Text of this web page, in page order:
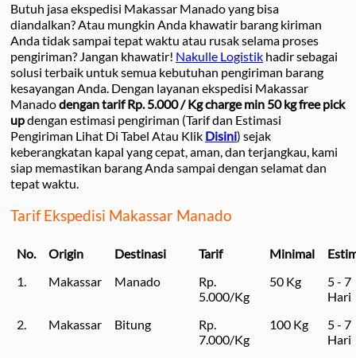
Butuh jasa ekspedisi Makassar Manado yang bisa
diandalkan? Atau mungkin Anda khawatir barang kiriman
Anda tidak sampai tepat waktu atau rusak selama proses
pengiriman? Jangan khawatir! Nakulle Logistik hadir sebagai
solusi terbaik untuk semua kebutuhan pengiriman barang
kesayangan Anda. Dengan layanan ekspedisi Makassar
Manadodengan tarif Rp. 5.000 / Kg charge min 50 kg free pick
updengan estimasi pengiriman (Tarif dan Estimasi
Pengiriman Lihat Di Tabel Atau Klik Disini) sejak
keberangkatan kapal yang cepat, aman, dan terjangkau, kami
siap memastikan barang Anda sampai dengan selamat dan
tepat waktu.
Tarif Ekspedisi Makassar Manado
No. Origin Destinasi Tarif Minimal
1.
Makassar Manado
Rp.
5.000/Kg
50 Kg
5 - 7
Hari
2.
Makassar Bitung
Rp.
7.000/Kg
100 Kg
5 - 7
Hari